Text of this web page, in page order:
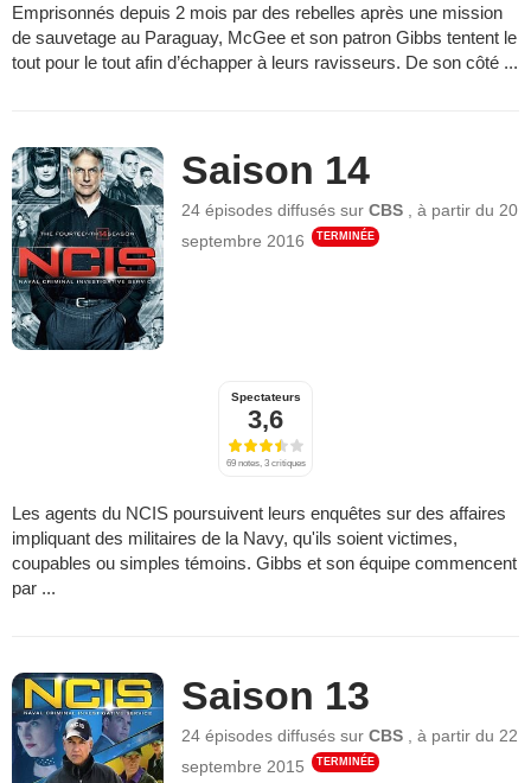
Emprisonnés depuis 2 mois par des rebelles après une mission
de sauvetage au Paraguay, McGee et son patron Gibbs tentent le
tout pour le tout afin d’échapper à leurs ravisseurs. De son côté ...
Saison 14
24 épisodes diffusés surCBS ,à partir du 20
septembre 2016
TERMINÉE
Spectateurs
3,6
69 notes, 3 critiques
Les agents du NCIS poursuivent leurs enquêtes sur des affaires
impliquant des militaires de la Navy, qu'ils soient victimes,
coupables ou simples témoins. Gibbs et son équipe commencent
par ...
Saison 13
24 épisodes diffusés surCBS ,à partir du 22
septembre 2015
TERMINÉE